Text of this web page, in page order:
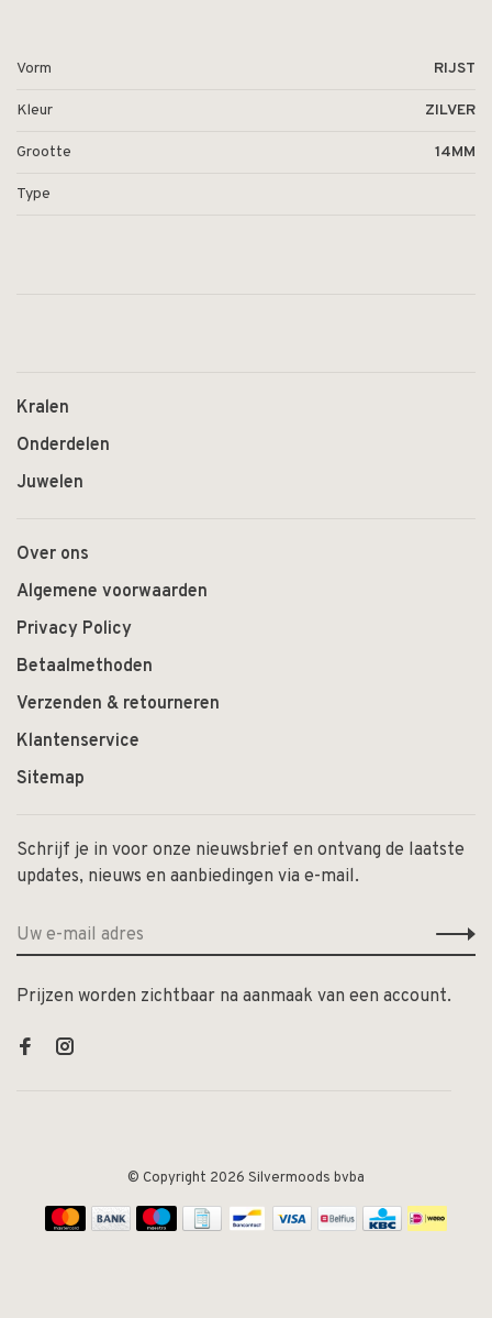
Vorm RIJST
Kleur ZILVER
Grootte 14MM
Type
Kralen
Onderdelen
Juwelen
Over ons
Algemene voorwaarden
Privacy Policy
Betaalmethoden
Verzenden & retourneren
Klantenservice
Sitemap
Schrijf je in voor onze nieuwsbrief en ontvang de laatste
updates, nieuws en aanbiedingen via e-mail.
Prijzen worden zichtbaar na aanmaak van een account.
© Copyright 2026 Silvermoods bvba